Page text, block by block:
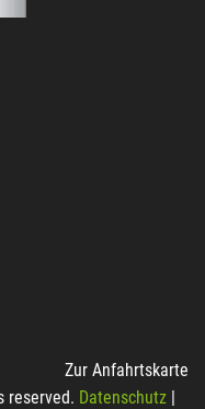
Zur Anfahrtskarte
reserved. Datenschutz |